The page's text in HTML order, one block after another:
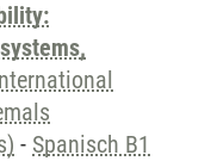
- Spanisch B1